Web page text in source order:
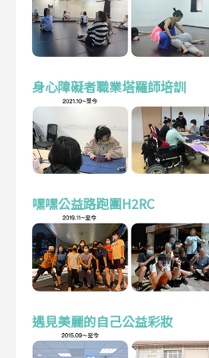
身心障礙者職業塔羅師培訓
嘿嘿公益路跑團H2RC
遇見美麗的自己公益彩妝